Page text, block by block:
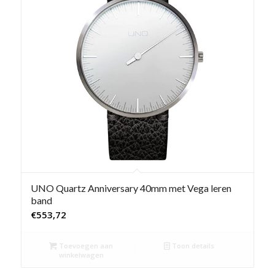
UNO Quartz Anniversary 40mm met Vega leren
band
€553,72
Toevoegen aan
winkelwagen
Toon details